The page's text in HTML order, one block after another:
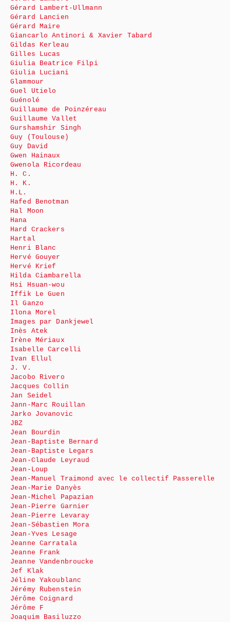
Gérard Lambert-Ullmann
Gérard Lancien
Gérard Maire
Giancarlo Antinori & Xavier Tabard
Gildas Kerleau
Gilles Lucas
Giulia Beatrice Filpi
Giulia Luciani
Glammour
Guel Utielo
Guénolé
Guillaume de Poinzéreau
Guillaume Vallet
Gurshamshir Singh
Guy (Toulouse)
Guy David
Gwen Hainaux
Gwenola Ricordeau
H. C.
H. K.
H.L.
Hafed Benotman
Hal Moon
Hana
Hard Crackers
Hartal
Henri Blanc
Hervé Gouyer
Hervé Krief
Hilda Ciambarella
Hsi Hsuan-wou
Iffik Le Guen
Il Ganzo
Ilona Morel
Images par Dankjewel
Inès Atek
Irène Mériaux
Isabelle Carcelli
Ivan Ellul
J. V.
Jacobo Rivero
Jacques Collin
Jan Seidel
Jann-Marc Rouillan
Jarko Jovanovic
JBZ
Jean Bourdin
Jean-Baptiste Bernard
Jean-Baptiste Legars
Jean-Claude Leyraud
Jean-Loup
Jean-Manuel Traimond avec le collectif Passerelle
Jean-Marie Danyès
Jean-Michel Papazian
Jean-Pierre Garnier
Jean-Pierre Levaray
Jean-Sébastien Mora
Jean-Yves Lesage
Jeanne Carratala
Jeanne Frank
Jeanne Vandenbroucke
Jef Klak
Jéline Yakoublanc
Jérémy Rubenstein
Jérôme Coignard
Jérôme F
Joaquim Basiluzzo